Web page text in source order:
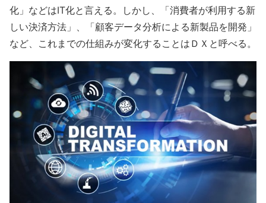
化」などはIT化と言える。しかし、「消費者が利用する新
しい決済方法」、「顧客データ分析による新製品を開発」
など、これまでの仕組みが変化することはＤＸと呼べる。